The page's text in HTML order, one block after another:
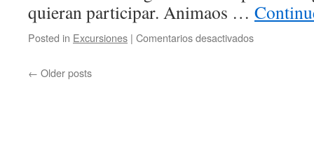
quieran participar. Animaos …
Posted in Excursiones | Comentarios desactivados
← Older posts